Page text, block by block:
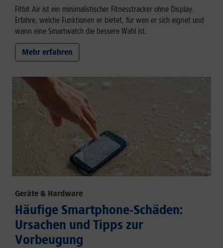
Fitbit Air ist ein minimalistischer Fitnesstracker ohne Display.
Erfahre, welche Funktionen er bietet, für wen er sich eignet und
wann eine Smartwatch die bessere Wahl ist.
Mehr erfahren
Geräte & Hardware
Häufige Smartphone-Schäden:
Ursachen und Tipps zur
Vorbeugung